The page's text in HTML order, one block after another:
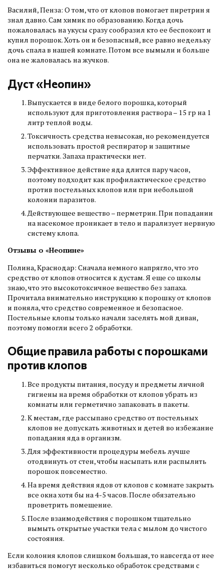
Василий, Пенза: О том, что от клопов помогает пиретрин я
знал давно. Сам химик по образованию. Когда дочь
пожаловалась на укусы сразу сообразил кто ее беспокоит и
купил порошок. Хоть он и безопасный, все равно недельку
дочь спала в нашей комнате. Потом все вымыли и больше
она не жаловалась на жучков.
Дуст «Неопин»
Выпускается в виде белого порошка, который
используют для приготовления раствора – 15 гр на 1
литр теплой воды.
Токсичность средства невысокая, но рекомендуется
использовать простой респиратор и защитные
перчатки. Запаха практически нет.
Эффективное действие яда длится пару часов,
поэтому подходит как профилактическое средство
против постельных клопов или при небольшой
колонии паразитов.
Действующее вещество – перметрин. При попадании
на насекомое проникает в тело и парализует нервную
систему клопа.
Отзывы о «Неопине»
Полина, Краснодар: Сначала немного напрягло, что это
средство от клопов относится к дустам. Я еще со школы
знаю, что это высокотоксичное вещество без запаха.
Прочитала внимательно инструкцию к порошку от клопов
и поняла, что средство современное и безопасное.
Постельные клопы только начали заселять мой диван,
поэтому помогли всего 2 обработки.
Общие правила работы с порошками
против клопов
Все продукты питания, посуду и предметы личной
гигиены на время обработки от клопов убрать из
комнаты или герметично запаковать в пакеты.
К местам, где рассыпано средство от постельных
клопов не допускать животных и детей во избежание
попадания яда в организм.
Для эффективности процедуры мебель лучше
отодвинуть от стен, чтобы насыпать или распылить
порошок повсеместно.
На время действия ядов от клопов с комнате закрыть
все окна хотя бы на 4-5 часов. После обязательно
проветрить помещение.
После взаимодействия с порошком тщательно
вымыть открытые участки тела с мылом до чистого
состояния.
Если колония клопов слишком большая, то навсегда от нее
избавиться помогут несколько обработок средствами с